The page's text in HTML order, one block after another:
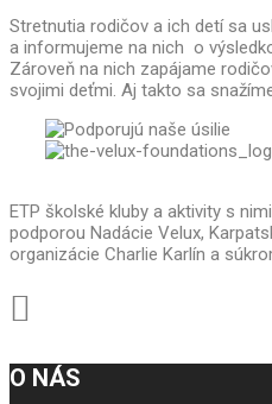
Stretnutia rodičov a ich detí sa
a informujeme na nich o
Zároveň na nich zapájame
svojimi deťmi. Aj takto sa
ETP školské kluby a aktivity s
podporou Nadácie Velux,
organizácie Charlie Karlín a
O NÁS